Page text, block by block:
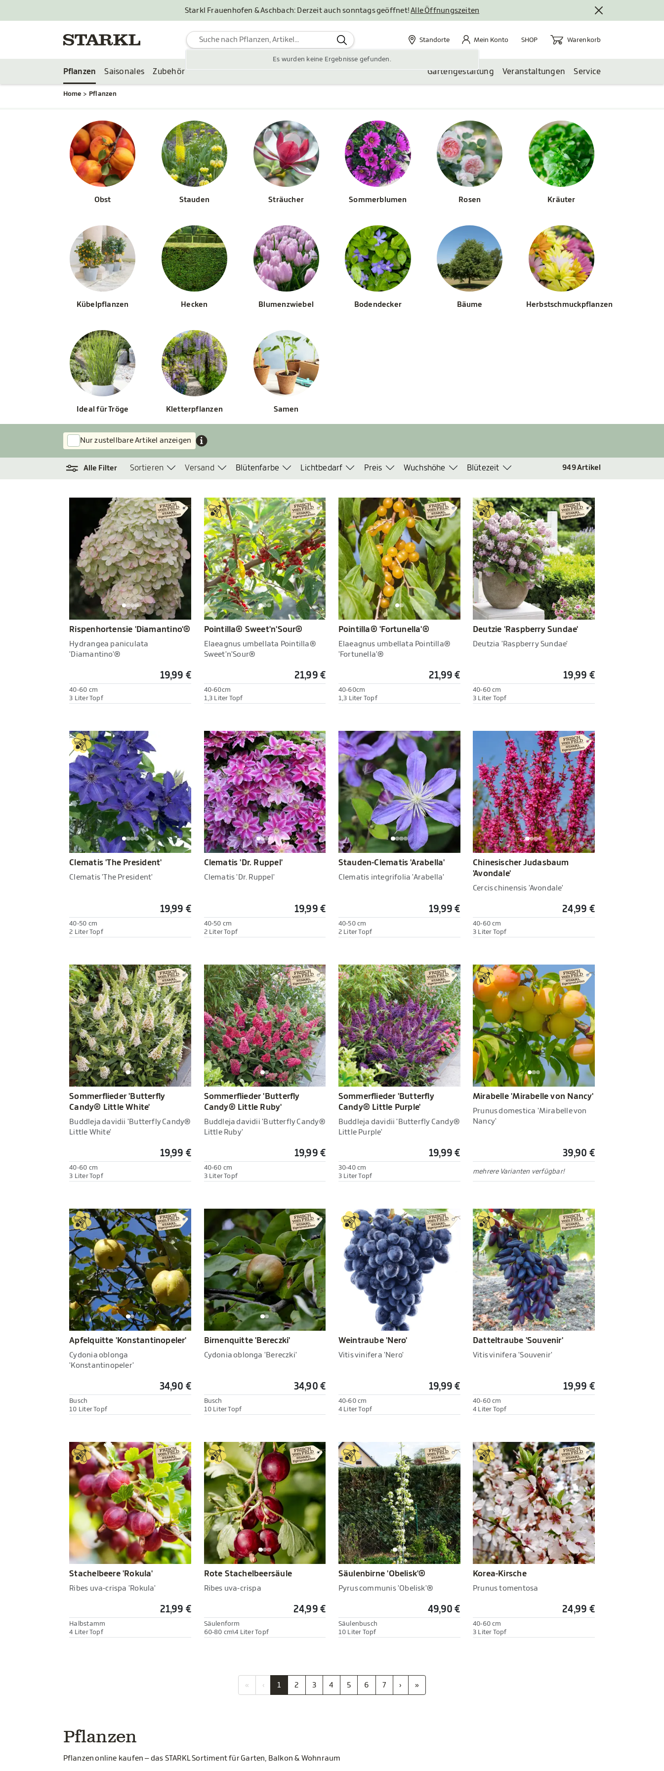
Starkl Frauenhofen & Aschbach: Derzeit auch sonntags geöffnet!Alle Öffnungszeiten
Es wurden keine Ergebnisse gefunden.
Standorte
Standorte Mein Konto
Mein Konto SHOP Warenkorb
Warenkorb
Pflanzen Saisonales Zubehör Gartengestaltung Veranstaltungen Service
Home Pflanzen
Obst Stauden Sträucher Sommerblumen Rosen Kräuter
Kübelpflanzen Hecken Blumenzwiebel Bodendecker Bäume Herbstschmuckpflanzen
Ideal für Tröge Kletterpflanzen Samen
Nur zustellbare Artikel anzeigen
Alle Filter Sortieren Versand Blütenfarbe Lichtbedarf Preis Wuchshöhe Blütezeit 949Artikel
Rispenhortensie 'Diamantino'®
Hydrangea paniculata
'Diamantino'®
19,99 €
40-60 cm
3 Liter Topf
Pointilla® Sweet'n'Sour®
Elaeagnus umbellata Pointilla®
Sweet'n'Sour®
21,99 €
40-60cm
1,3 Liter Topf
Pointilla® 'Fortunella'®
Elaeagnus umbellata Pointilla®
'Fortunella'®
21,99 €
40-60cm
1,3 Liter Topf
Deutzie 'Raspberry Sundae'
Deutzia 'Raspberry Sundae'
19,99 €
40-60 cm
3 Liter Topf
Clematis 'The President'
Clematis 'The President'
19,99 €
40-50 cm
2 Liter Topf
Clematis 'Dr. Ruppel'
Clematis 'Dr. Ruppel'
19,99 €
40-50 cm
2 Liter Topf
Stauden-Clematis 'Arabella'
Clematis integrifolia 'Arabella'
19,99 €
40-50 cm
2 Liter Topf
Chinesischer Judasbaum
'Avondale'
Cercis chinensis 'Avondale'
24,99 €
40-60 cm
3 Liter Topf
Sommerflieder 'Butterfly
Candy® Little White'
Buddleja davidii 'Butterfly Candy®
Little White'
19,99 €
40-60 cm
3 Liter Topf
Sommerflieder 'Butterfly
Candy® Little Ruby'
Buddleja davidii 'Butterfly Candy®
Little Ruby'
19,99 €
40-60 cm
3 Liter Topf
Sommerflieder 'Butterfly
Candy® Little Purple'
Buddleja davidii 'Butterfly Candy®
Little Purple'
19,99 €
30-40 cm
3 Liter Topf
Mirabelle 'Mirabelle von Nancy'
Prunus domestica 'Mirabelle von
Nancy'
39,90 €
mehrere Varianten verfügbar!
Apfelquitte 'Konstantinopeler'
Cydonia oblonga
'Konstantinopeler'
34,90 €
Busch
10 Liter Topf
Birnenquitte 'Bereczki'
Cydonia oblonga 'Bereczki'
34,90 €
Busch
10 Liter Topf
Weintraube 'Nero'
Vitis vinifera 'Nero'
19,99 €
40-60 cm
4 Liter Topf
Datteltraube 'Souvenir'
Vitis vinifera 'Souvenir'
19,99 €
40-60 cm
4 Liter Topf
Stachelbeere 'Rokula'
Ribes uva-crispa 'Rokula'
21,99 €
Halbstamm
4 Liter Topf
Rote Stachelbeersäule
Ribes uva-crispa
24,99 €
Säulenform
60-80 cm\4 Liter Topf
Säulenbirne 'Obelisk'®
Pyrus communis 'Obelisk'®
49,90 €
Säulenbusch
10 Liter Topf
Korea-Kirsche
Prunus tomentosa
24,99 €
40-60 cm
3 Liter Topf
« ‹ 1 2 3 4 5 6 7 › »
Pflanzen
Pflanzen online kaufen – das STARKL Sortiment für Garten, Balkon & Wohnraum